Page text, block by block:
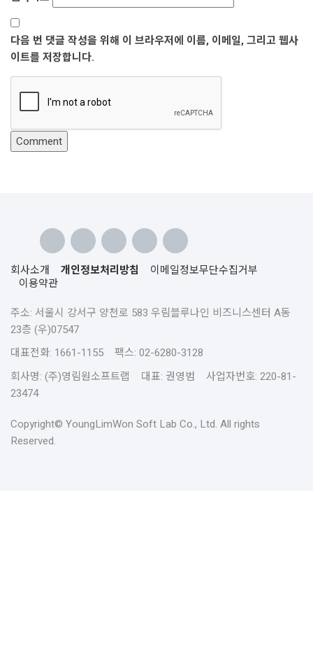
다음 번 댓글 작성을 위해 이 브라우저에 이름, 이메일, 그리고 웹사
이트를 저장합니다.
회사소개 개인정보처리방침
이메일정보무단수집거부
이용약관
주소: 서울시 강서구 양천로 583 우림블루나인 비즈니스센터 A동
23층 (우)07547
대표전화: 1661-1155 팩스: 02-6280-3128
회사명: (주)영림원소프트랩 대표: 권영범 사업자번호: 220-81-
23474
Copyright© YoungLimWon Soft Lab Co., Ltd. All rights
Reserved.